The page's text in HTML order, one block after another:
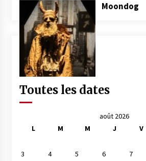
Moondog
Toutes les dates
août 2026
L
M M J V
3
4 5 6 7